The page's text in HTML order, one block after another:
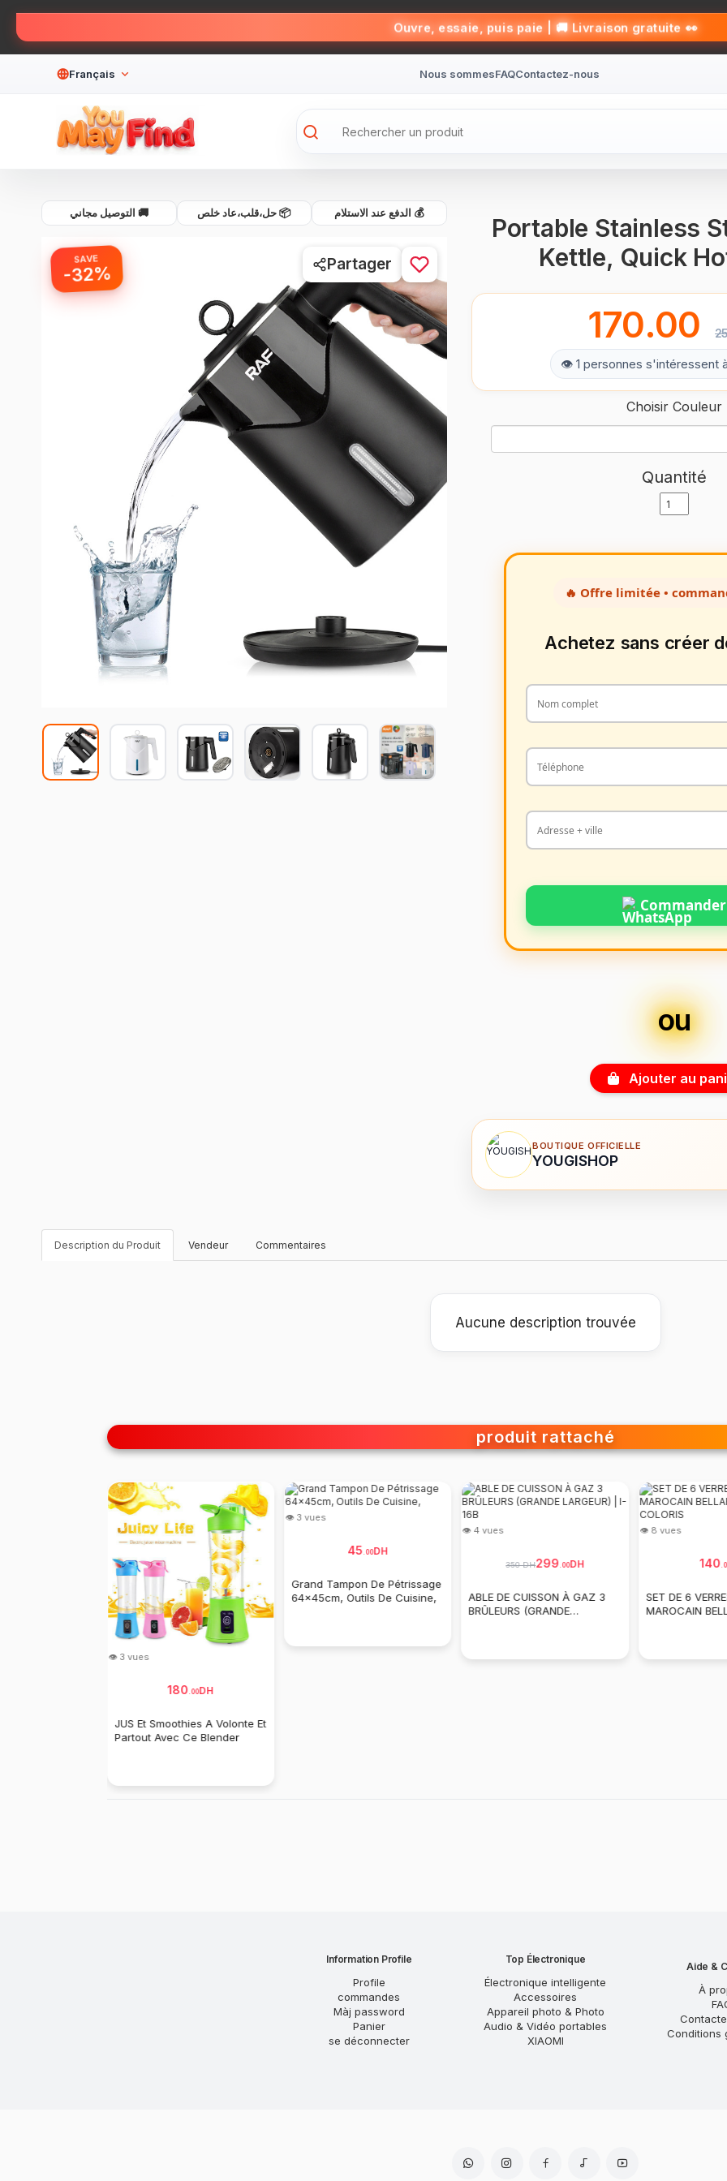
👀 Ouvre, essaie, puis paie | 🚚 Livraison gratuite
Français Nous sommesFAQContactez-nous
🚚 التوصيل مجاني 📦 حل،قلب،عاد خلص 💰 الدفع عند الاستلام
SAVE
-32% Partager
Portable Stainless
Kettle, Quick
170.00
👁 1 personnes s'intéressent
Choisir Couleur
Quantité
🔥 Offre limitée •
Achetez sans créer
Commander
ou
Ajouter au
BOUTIQUE OFFICIELLE
YOUGISHOP
Description du Produit Vendeur Commentaires
Aucune description trouvée
produit rattaché
👁 3 vues
180.00DH
JUS Et Smoothies A Volonte Et
Partout Avec Ce Blender
👁 3 vues
45.00DH
Grand Tampon De Pétrissage
64x45cm, Outils De Cuisine,
👁 4 vues
350 DH299.00DH
ABLE DE CUISSON À GAZ 3
BRÛLEURS (GRANDE
👁 8 vues
140.
SET DE 6
MAROCAIN
Information Profile
Profile
commandes
Màj password
Panier
se déconnecter
Top Électronique
Électronique intelligente
Accessoires
Appareil photo & Photo
Audio & Vidéo portables
XIAOMI
Aide &
À
Conditions